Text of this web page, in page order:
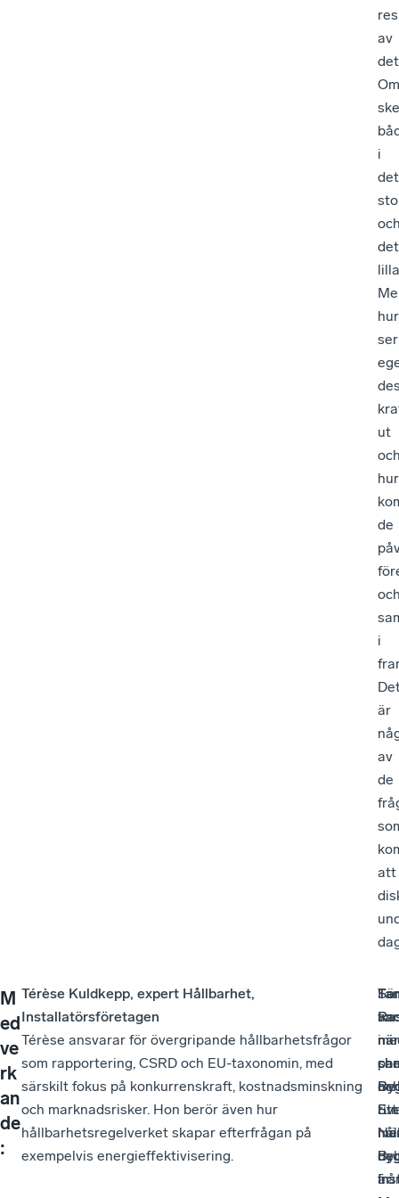
av
i
det
det
hur
ser
ut
hur
de
i
är
av
de
att
M
ed
ve
rk
an
de
:
Térèse Kuldkepp, expert Hållbarhet,
Installatörsföretagen
Térèse ansvarar för övergripande hållbarhetsfrågor
som rapportering, CSRD och EU-taxonomin, med
särskilt fokus på konkurrenskraft, kostnadsminskning
och marknadsrisker. Hon berör även hur
hållbarhetsregelverket skapar efterfrågan på
exempelvis energieffektivisering.
Ett
är
i